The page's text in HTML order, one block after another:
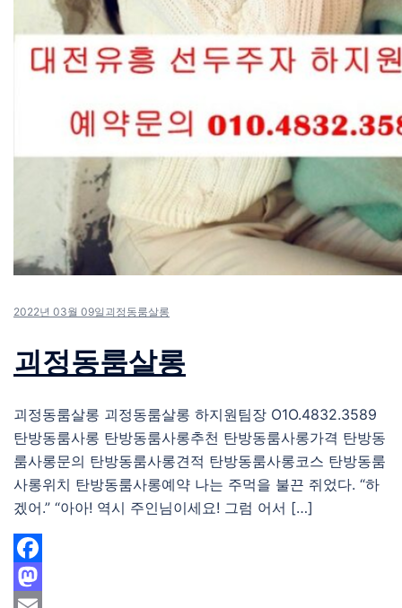
2022년 03월 09일 괴정동룸살롱
괴정동룸살롱
괴정동룸살롱 괴정동룸살롱 하지원팀장 O1O.4832.3589
탄방동룸사롱 탄방동룸사롱추천 탄방동룸사롱가격 탄방동
룸사롱문의 탄방동룸사롱견적 탄방동룸사롱코스 탄방동룸
사롱위치 탄방동룸사롱예약 나는 주먹을 불끈 쥐었다. “하
겠어.” “아아! 역시 주인님이세요! 그럼 어서 […]
Facebook